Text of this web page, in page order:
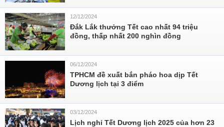
12/12/2024
Đắk Lắk thưởng Tết cao nhất 94 triệu
đồng, thấp nhất 200 nghìn đồng
06/12/2024
TPHCM đề xuất bắn pháo hoa dịp Tết
Dương lịch tại 3 điểm
03/12/2024
Lịch nghỉ Tết Dương lịch 2025 của hơn 23